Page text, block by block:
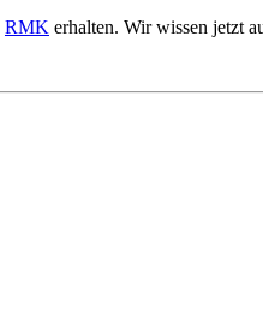
RMK erhalten. Wir wissen jetzt